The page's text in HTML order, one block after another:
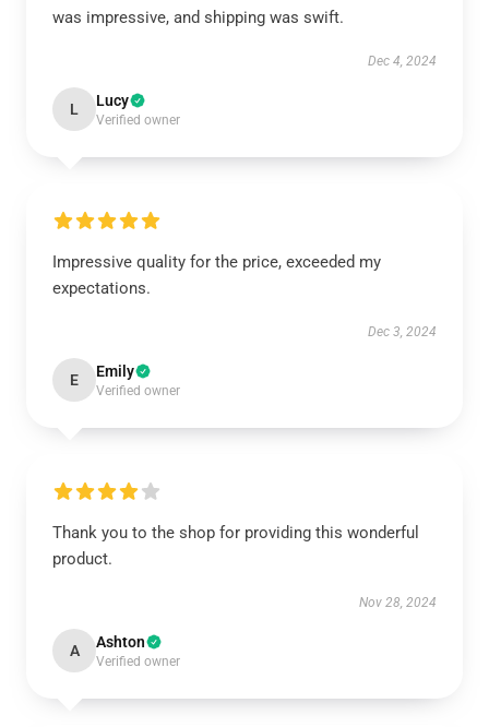
was impressive, and shipping was swift.
Dec 4, 2024
L Lucy
Verified owner
Impressive quality for the price, exceeded my
expectations.
Dec 3, 2024
E Emily
Verified owner
Thank you to the shop for providing this wonderful
product.
Nov 28, 2024
A Ashton
Verified owner